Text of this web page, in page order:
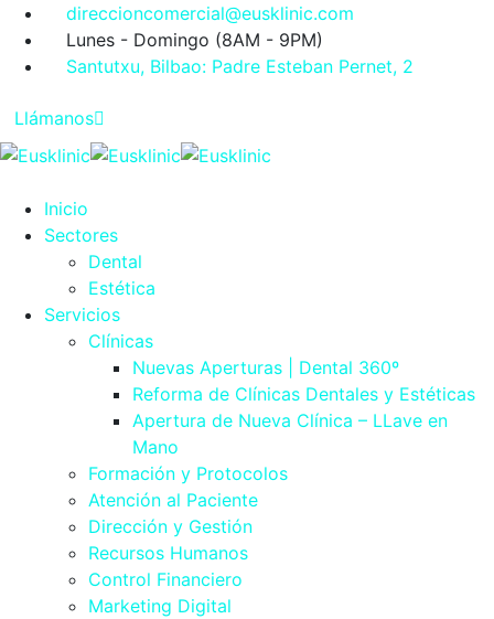
direccioncomercial@eusklinic.com
Lunes - Domingo (8AM - 9PM)
Santutxu, Bilbao: Padre Esteban Pernet, 2
Llámanos
Inicio
Sectores
Dental
Estética
Servicios
Clínicas
Nuevas Aperturas | Dental 360º
Reforma de Clínicas Dentales y Estéticas
Apertura de Nueva Clínica – LLave en
Mano
Formación y Protocolos
Atención al Paciente
Dirección y Gestión
Recursos Humanos
Control Financiero
Marketing Digital